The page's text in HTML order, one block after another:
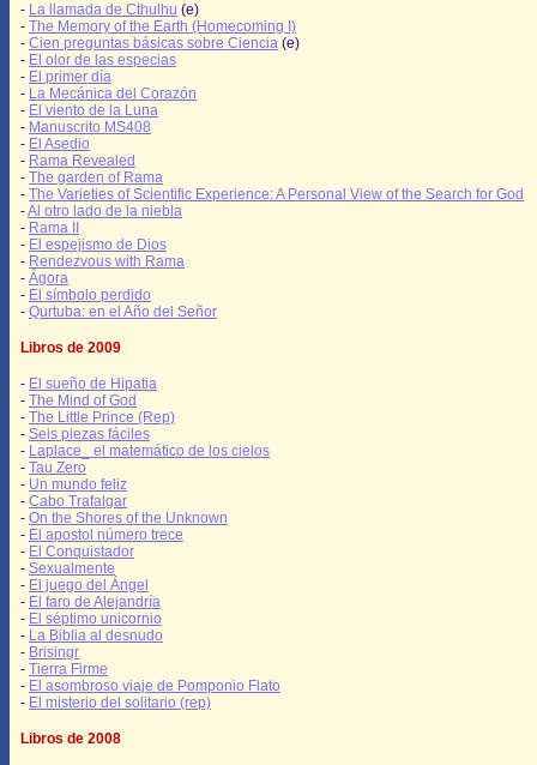
- La llamada de Cthulhu (e)
- The Memory of the Earth (Homecoming I)
- Cien preguntas básicas sobre Ciencia (e)
- El olor de las especias
- El primer día
- La Mecánica del Corazón
- El viento de la Luna
- Manuscrito MS408
- El Asedio
- Rama Revealed
- The garden of Rama
- The Varieties of Scientific Experience: A Personal View of the Search for God
-Al otro lado de la niebla
- Rama II
- El espejismo de Dios
- Rendezvous with Rama
- Ágora
- El símbolo perdido
- Qurtuba: en el Año del Señor
Libros de 2009
- El sueño de Hipatia
- The Mind of God
- The Little Prince (Rep)
- Seis piezas fáciles
- Laplace_ el matemático de los cielos
- Tau Zero
- Un mundo feliz
- Cabo Trafalgar
- On the Shores of the Unknown
- El apostol número trece
- El Conquistador
- Sexualmente
- El juego del Ángel
- El faro de Alejandría
- El séptimo unicornio
- La Biblia al desnudo
- Brisingr
- Tierra Firme
- El asombroso viaje de Pomponio Flato
- El misterio del solitario (rep)
Libros de 2008